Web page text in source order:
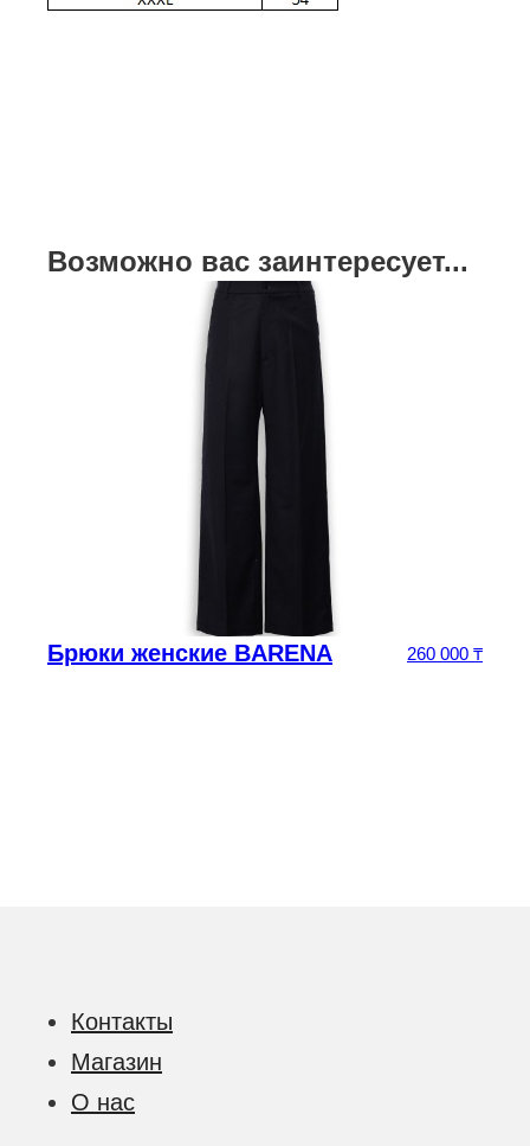
Возможно вас заинтересует...
Брюки женские BARENA 260 000 ₸
Контакты
Магазин
О нас